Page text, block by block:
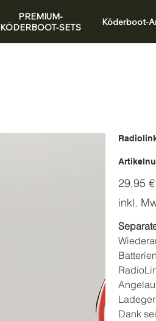
PREMIUM-
KÖDERBOOT-SETS
Köderboot-
Preis
29,95 €
inkl.
Dank